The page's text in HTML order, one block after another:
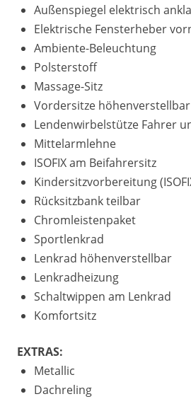
Außenspiegel elektrisch
Elektrische Fensterheber
Ambiente-Beleuchtung
Polsterstoff
Massage-Sitz
Vordersitze höhenverstellbar
Lendenwirbelstütze Fahrer
Mittelarmlehne
ISOFIX am Beifahrersitz
Kindersitzvorbereitung
Rücksitzbank teilbar
Chromleistenpaket
Sportlenkrad
Lenkrad höhenverstellbar
Lenkradheizung
Schaltwippen am Lenkrad
Komfortsitz
EXTRAS:
Metallic
Dachreling